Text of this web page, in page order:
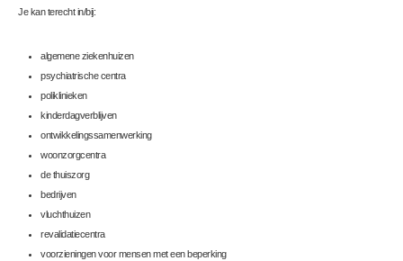
Je kan terecht in/bij:
algemene ziekenhuizen
psychiatrische centra
poliklinieken
kinderdagverblijven
ontwikkelingssamenwerking
woonzorgcentra
de thuiszorg
bedrijven
vluchthuizen
revalidatiecentra
voorzieningen voor mensen met een beperking